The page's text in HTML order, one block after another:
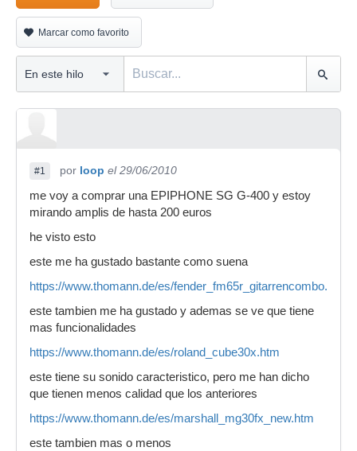
Marcar como favorito
#1 por loop el 29/06/2010
me voy a comprar una EPIPHONE SG G-400 y estoy
mirando amplis de hasta 200 euros
he visto esto
este me ha gustado bastante como suena
https://www.thomann.de/es/fender_fm65r_gitarrencombo.htm
este tambien me ha gustado y ademas se ve que tiene
mas funcionalidades
https://www.thomann.de/es/roland_cube30x.htm
este tiene su sonido caracteristico, pero me han dicho
que tienen menos calidad que los anteriores
https://www.thomann.de/es/marshall_mg30fx_new.htm
este tambien mas o menos